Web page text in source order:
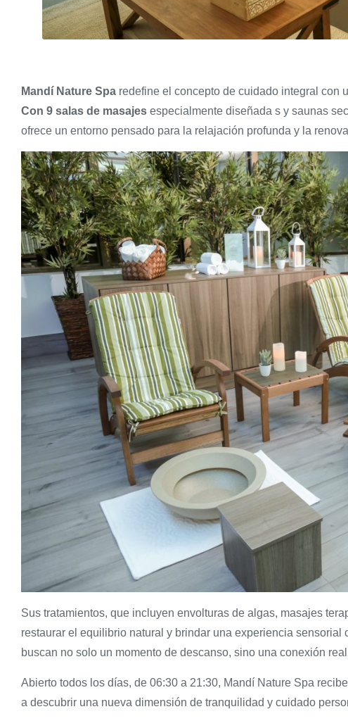
Mandí Nature Spa redefine el concepto de cuidado integral con
Con 9 salas de masajes especialmente diseñada s y saunas
ofrece un entorno pensado para la relajación profunda y la
Sus tratamientos, que incluyen envolturas de algas, masajes
restaurar el equilibrio natural y brindar una experiencia
buscan no solo un momento de descanso, sino una conexión
Abierto todos los días, de 06:30 a 21:30, Mandí Nature Spa
a descubrir una nueva dimensión de tranquilidad y cuidado